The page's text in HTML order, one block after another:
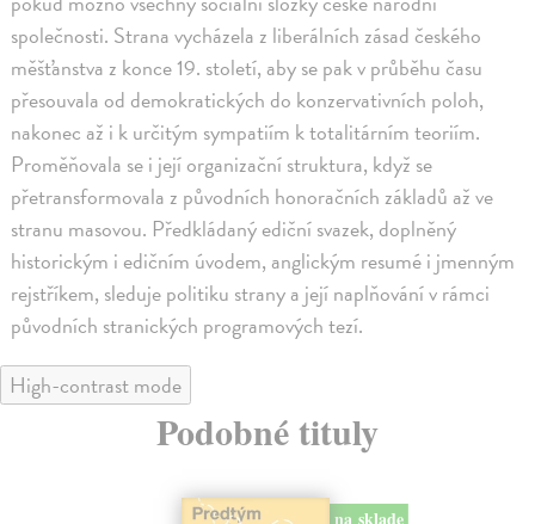
společnosti. Strana vycházela z liberálních zásad českého
měšťanstva z konce 19. století, aby se pak v průběhu času
přesouvala od demokratických do konzervativních poloh,
nakonec až i k určitým sympatiím k totalitárním teoriím.
Proměňovala se i její organizační struktura, když se
přetransformovala z původních honoračních základů až ve
stranu masovou. Předkládaný ediční svazek, doplněný
historickým i edičním úvodem, anglickým resumé i jmenným
rejstříkem, sleduje politiku strany a její naplňování v rámci
původních stranických programových tezí.
High-contrast mode
Podobné tituly